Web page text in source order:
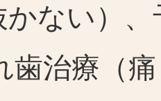
かない）
歯治療（